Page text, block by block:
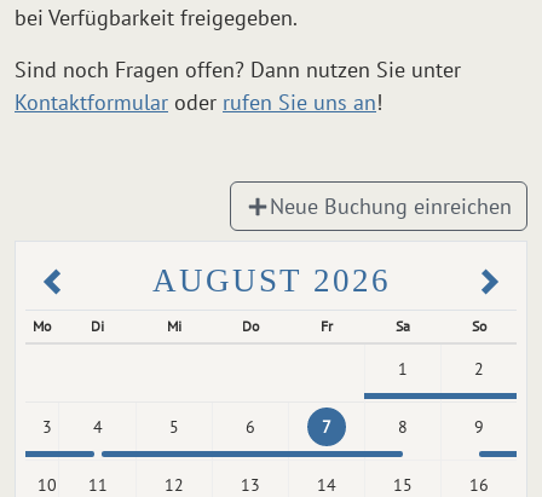
bei Verfügbarkeit freigegeben.
Sind noch Fragen offen? Dann nutzen Sie unter
Kontaktformular oder rufen Sie uns an!
Neue Buchung einreichen
AUGUST 2026
Mo Di Mi Do Fr Sa So
1 2
3 4 5 6 7 8 9
10 11 12 13 14 15 16